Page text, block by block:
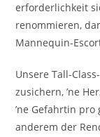
erforderlichkeit
renommieren,
Mannequin-
Unsere Tall-
zusichern, ’ne
’ne Gefahrtin
anderem der